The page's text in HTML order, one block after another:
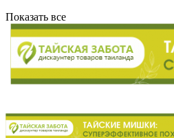
Показать все